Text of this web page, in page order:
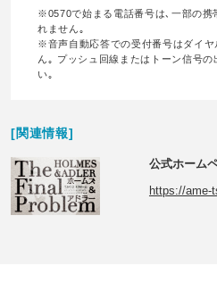
※0570で始まる電話番号は､一部の携
れません｡
※音声自動応答での受付番号はダイ
ん｡ プッシュ回線またはトーン信号の
い｡
[関連情報]
公式ホーム
https://ame-